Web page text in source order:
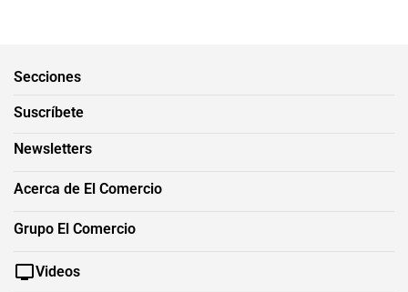
Secciones
Suscríbete
Newsletters
Acerca de El Comercio
Grupo El Comercio
Videos